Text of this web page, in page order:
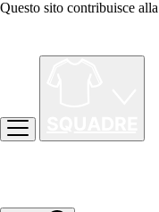
Questo sito contribuisce